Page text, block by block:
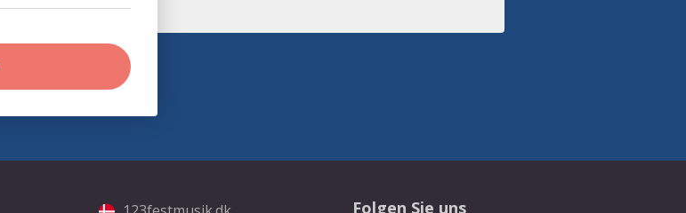
Folgen Sie uns